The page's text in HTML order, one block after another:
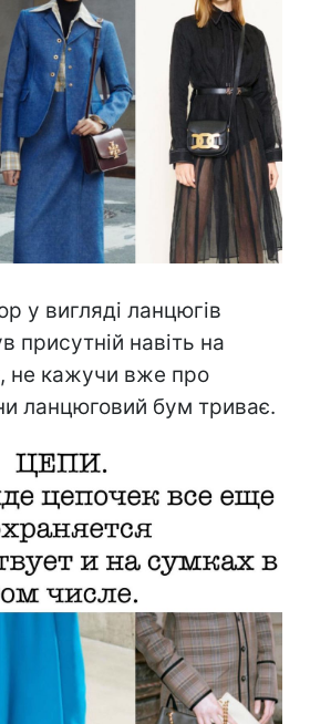
у вигляді ланцюгів
присутній навіть на
не кажучи вже про
ланцюговий бум триває.